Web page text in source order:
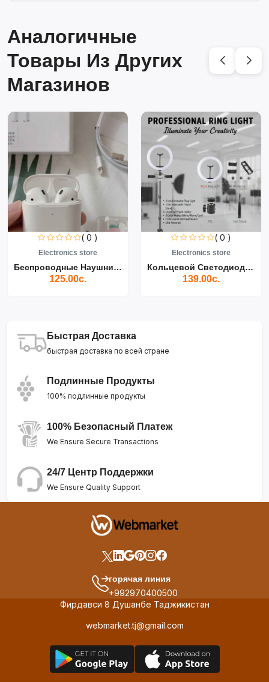
Аналогичные
Товары Из Других
Магазинов
( 0 )
Electronics store
Беспроводные Наушники Air...
125.00с.
( 0 )
Electronics store
Кольцевой Светодиодный Св...
139.00с.
Быстрая Доставка
быстрая доставка по всей стране
Подлинные Продукты
100% подлинные продукты
100% Безопасный Платеж
We Ensure Secure Transactions
24/7 Центр Поддержки
We Ensure Quality Support
горячая линия
+992970400500
Фирдавси 8 Душанбе Таджикистан
webmarket.tj@gmail.com